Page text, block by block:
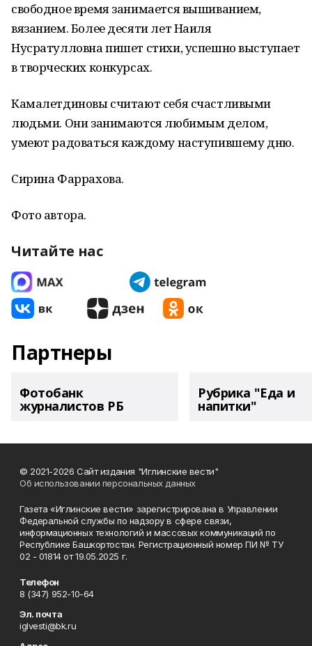
свободное время занимается вышиванием,
вязанием. Более десяти лет Наиля
Нусратулловна пишет стихи, успешно выступает
в творческих конкурсах.
Камалетдиновы считают себя счастливыми
людьми. Они занимаются любимым делом,
умеют радоваться каждому наступившему дню.
Сирина Фаррахова.
Фото автора.
Читайте нас
Партнеры
Фотобанк
журналистов РБ
Рубрика "Еда и
напитки"
© 2021-2026 Сайт издания "Иглинские вести"
Об использовании персональных данных
Газета «Иглинские вести» зарегистрирована в Управлении
Федеральной службы по надзору в сфере связи,
информационных технологий и массовых коммуникаций по
Республике Башкортостан. Регистрационный номер ПИ № ТУ
02 - 01814 от 19.05.2025 г.
Телефон
8 (347) 952-10-64
Эл. почта
iglvesti@bk.ru